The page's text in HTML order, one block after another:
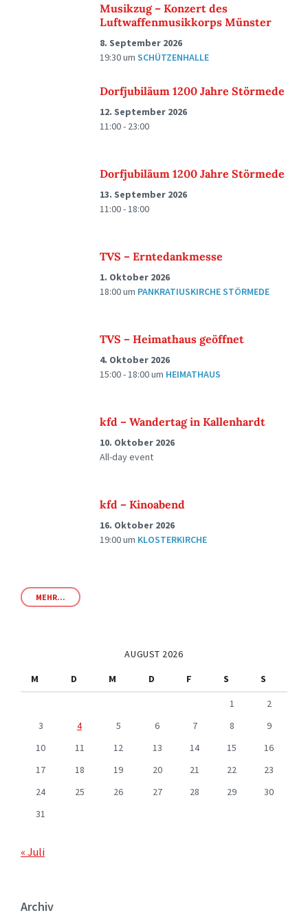
Musikzug – Konzert des
Luftwaffenmusikkorps Münster
8. September 2026
19:30um SCHÜTZENHALLE
Dorfjubiläum 1200 Jahre Störmede
12. September 2026
11:00 - 23:00
Dorfjubiläum 1200 Jahre Störmede
13. September 2026
11:00 - 18:00
TVS – Erntedankmesse
1. Oktober 2026
18:00um PANKRATIUSKIRCHE STÖRMEDE
TVS – Heimathaus geöffnet
4. Oktober 2026
15:00 - 18:00um HEIMATHAUS
kfd – Wandertag in Kallenhardt
10. Oktober 2026
All-day event
kfd – Kinoabend
16. Oktober 2026
19:00um KLOSTERKIRCHE
MEHR...
AUGUST 2026
M
D M D F S
S
1
2
3
4 5 6 7 8
9
10
11 12 13 14 15
16
17
18 19 20 21 22
23
24
25 26 27 28 29
30
31
« Juli
Archiv